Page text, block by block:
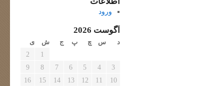
ورود
آگوست 2026
د س چ پ ج ش ی
1
2
3
4
5
6
7
8
9
10
11
12
13
14
15
16